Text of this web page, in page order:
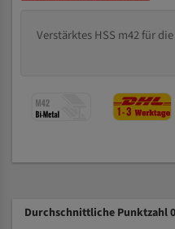
Verstärktes HSS m42 für
Durchschnittliche Punktzahl